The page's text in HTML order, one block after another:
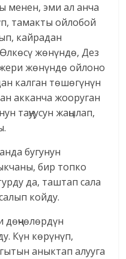
менен, эми ал анча
тамакты ойлобой
кайрадан
жөнүндө, Дез
жөнүндө ойлоно
калган төшөгүнүн
акканча жооруган
таңуусун жаңылап,
бугунун
бир топко
да, таштап сала
койду.
Күн көрүнүп,
аныктап алууга